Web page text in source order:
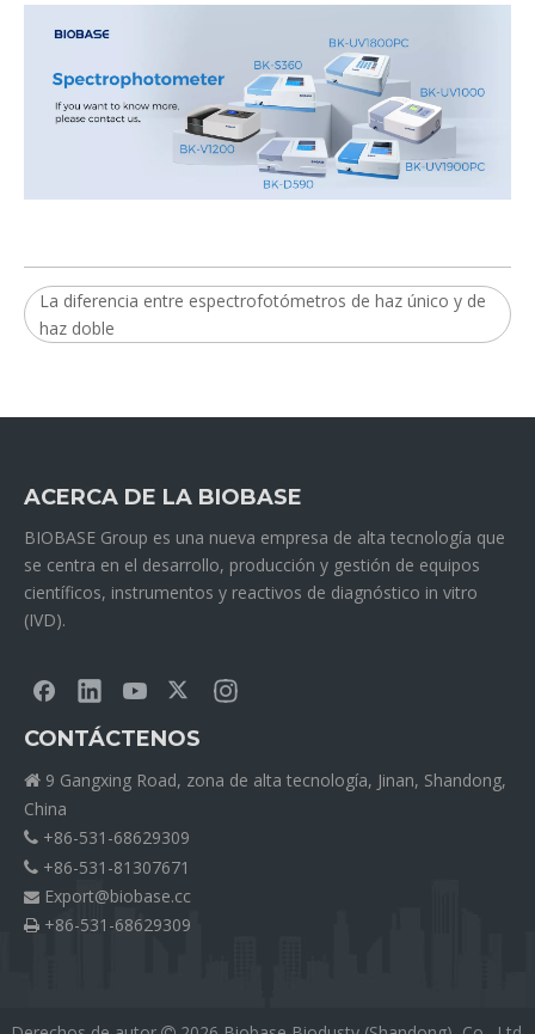
La diferencia entre espectrofotómetros de haz único y de
haz doble
ACERCA DE LA BIOBASE
BIOBASE Group es una nueva empresa de alta tecnología que
se centra en el desarrollo, producción y gestión de equipos
científicos, instrumentos y reactivos de diagnóstico in vitro
(IVD).
CONTÁCTENOS
 9 Gangxing Road, zona de alta tecnología, Jinan, Shandong,
China
 +86-531-68629309
 +86-531-81307671
 Export@biobase.cc
 +86-531-68629309